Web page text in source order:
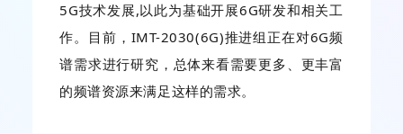
5G技术发展,以此为基础开展6G研发和相关工
作。目前，IMT-2030(6G)推进组正在对6G频
谱需求进行研究，总体来看需要更多、更丰富
的频谱资源来满足这样的需求。